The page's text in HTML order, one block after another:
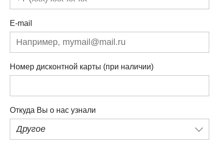
E-mail
Номер дисконтной карты (при наличии)
Откуда Вы о нас узнали
Другое